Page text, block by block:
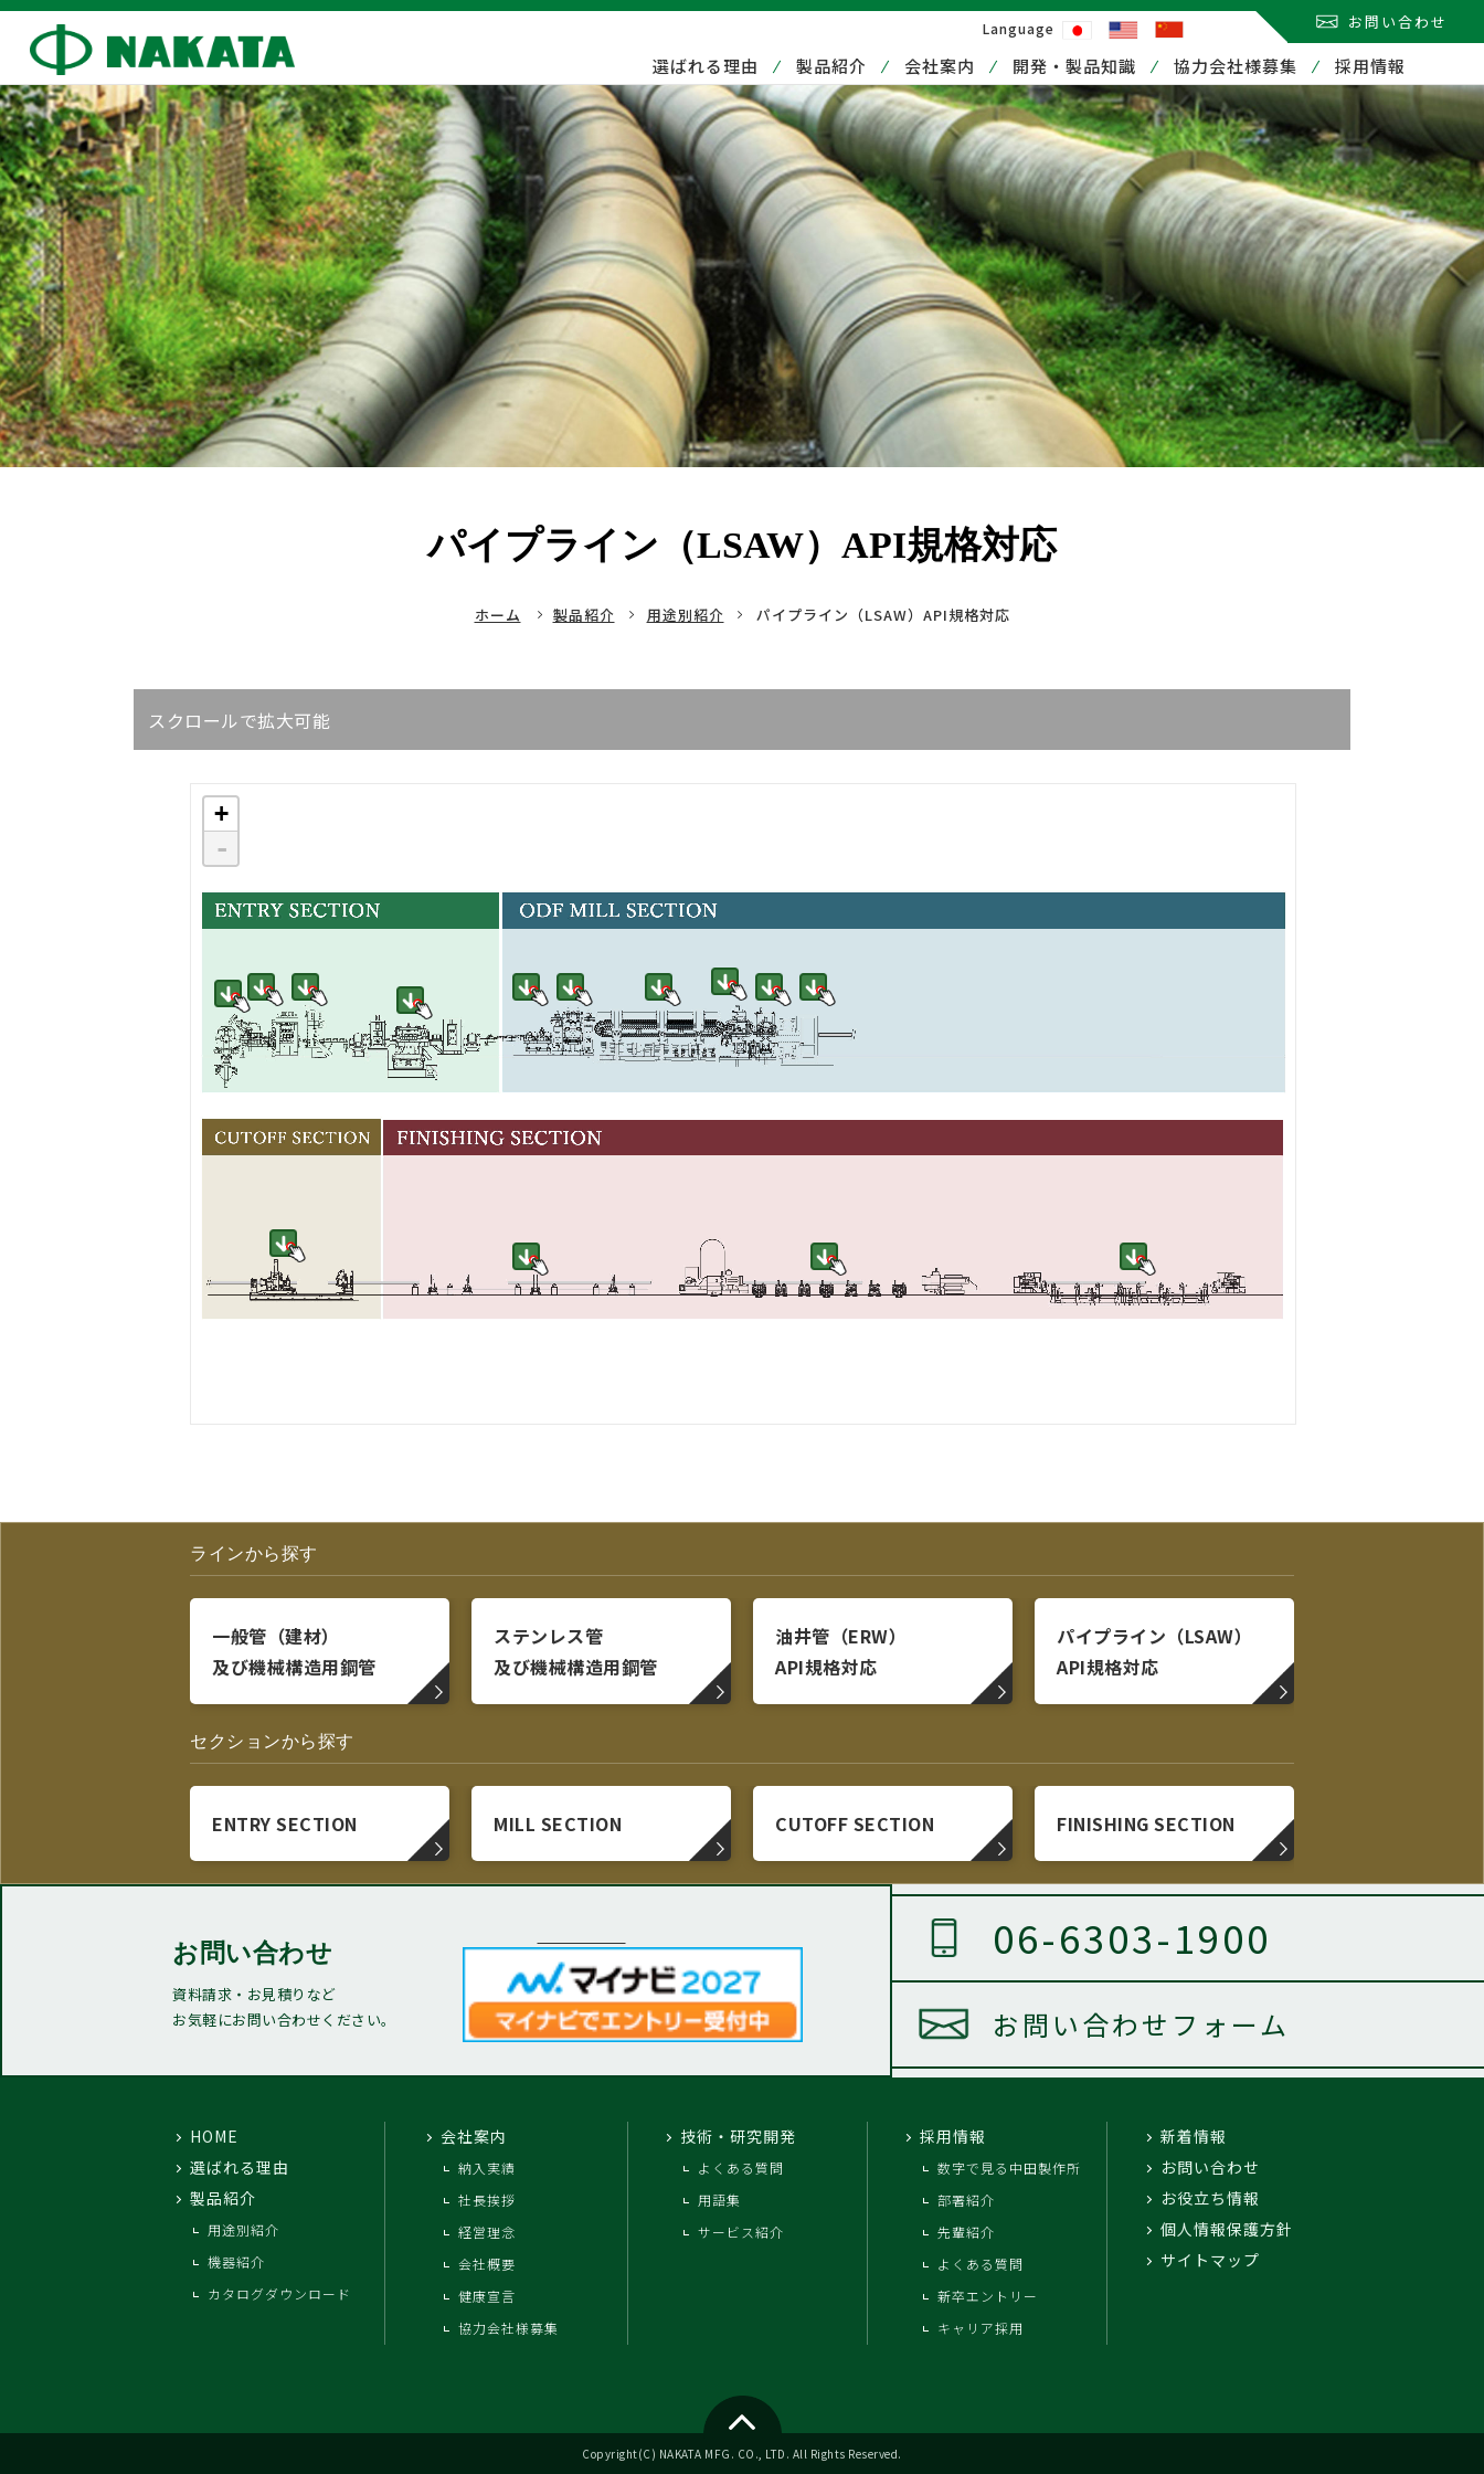
Language お問い合わせ
選ばれる理由 製品紹介 会社案内 開発・製品知識 協力会社様募集 採用情報
パイプライン（LSAW）API規格対応
ホーム 製品紹介 用途別紹介 パイプライン（LSAW）API規格対応
スクロールで拡大可能
ラインから探す
一般管（建材）
及び機械構造用鋼管
ステンレス管
及び機械構造用鋼管
油井管（ERW）
API規格対応
パイプライン（LSAW）
API規格対応
セクションから探す
ENTRY SECTION MILL SECTION CUTOFF SECTION FINISHING SECTION
お問い合わせ
資料請求・お見積りなど
お気軽にお問い合わせください。
06-6303-1900
お問い合わせフォーム
HOME
選ばれる理由
製品紹介
用途別紹介
機器紹介
カタログダウンロード
会社案内
納入実績
社長挨拶
経営理念
会社概要
健康宣言
協力会社様募集
技術・研究開発
よくある質問
用語集
サービス紹介
採用情報
数字で見る中田製作所
部署紹介
先輩紹介
よくある質問
新卒エントリー
キャリア採用
新着情報
お問い合わせ
お役立ち情報
個人情報保護方針
サイトマップ
Copyright(C) NAKATA MFG. CO., LTD. All Rights Reserved.
+
-